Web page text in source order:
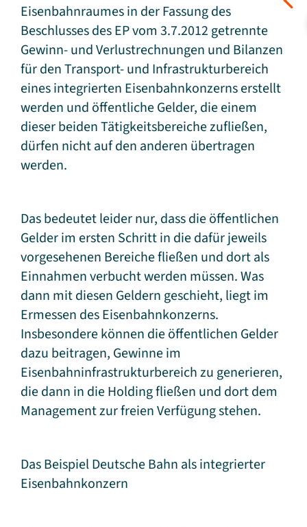
Eisenbahnraumes in der Fassung des
Beschlusses des EP vom 3.7.2012 getrennte
Gewinn- und Verlustrechnungen und Bilanzen
für den Transport- und Infrastrukturbereich
eines integrierten Eisenbahnkonzerns erstellt
werden und öffentliche Gelder, die einem
dieser beiden Tätigkeitsbereiche zufließen,
dürfen nicht auf den anderen übertragen
werden.
Das bedeutet leider nur, dass die öffentlichen
Gelder im ersten Schritt in die dafür jeweils
vorgesehenen Bereiche fließen und dort als
Einnahmen verbucht werden müssen. Was
dann mit diesen Geldern geschieht, liegt im
Ermessen des Eisenbahnkonzerns.
Insbesondere können die öffentlichen Gelder
dazu beitragen, Gewinne im
Eisenbahninfrastrukturbereich zu generieren,
die dann in die Holding fließen und dort dem
Management zur freien Verfügung stehen.
Das Beispiel Deutsche Bahn als integrierter
Eisenbahnkonzern